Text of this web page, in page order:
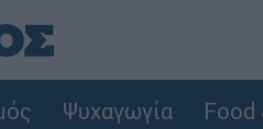
Ψυχαγωγία Food